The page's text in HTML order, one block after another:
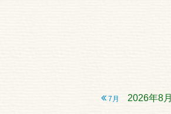
7月 2026年8月